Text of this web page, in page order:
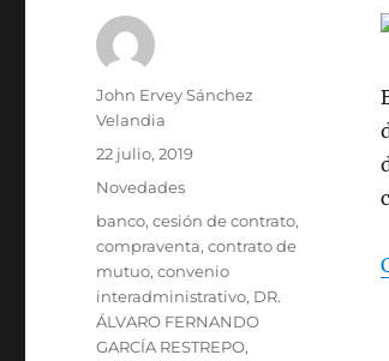
Autor
John Ervey Sánchez
Velandia
Publicado
22 julio, 2019
Categorías
Novedades
Etiquetas
banco,cesión de contrato,
compraventa,contrato de
mutuo,convenio
interadministrativo, DR.
ÁLVARO FERNANDO
GARCÍA RESTREPO,